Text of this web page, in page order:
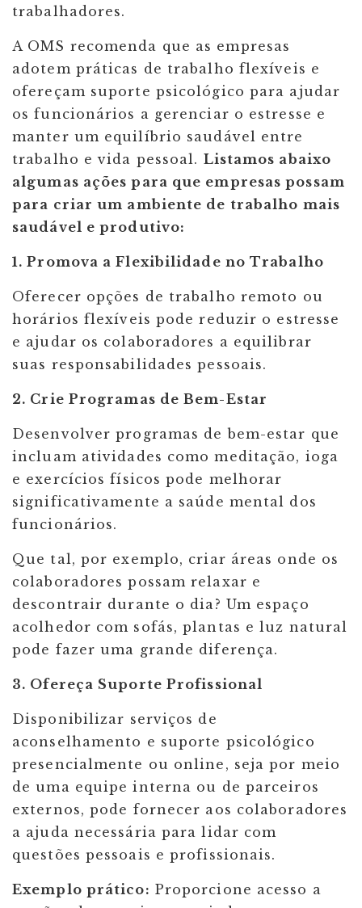
trabalhadores.
A OMS recomenda que as empresas
adotem práticas de trabalho flexíveis e
ofereçam suporte psicológico para ajudar
os funcionários a gerenciar o estresse e
manter um equilíbrio saudável entre
trabalho e vida pessoal. Listamos abaixo
algumas ações para que empresas possam
para criar um ambiente de trabalho mais
saudável e produtivo:
1. Promova a Flexibilidade no Trabalho
Oferecer opções de trabalho remoto ou
horários flexíveis pode reduzir o estresse
e ajudar os colaboradores a equilibrar
suas responsabilidades pessoais.
2. Crie Programas de Bem-Estar
Desenvolver programas de bem-estar que
incluam atividades como meditação, ioga
e exercícios físicos pode melhorar
significativamente a saúde mental dos
funcionários.
Que tal, por exemplo, criar áreas onde os
colaboradores possam relaxar e
descontrair durante o dia? Um espaço
acolhedor com sofás, plantas e luz natural
pode fazer uma grande diferença.
3. Ofereça Suporte Profissional
Disponibilizar serviços de
aconselhamento e suporte psicológico
presencialmente ou online, seja por meio
de uma equipe interna ou de parceiros
externos, pode fornecer aos colaboradores
a ajuda necessária para lidar com
questões pessoais e profissionais.
Exemplo prático: Proporcione acesso a